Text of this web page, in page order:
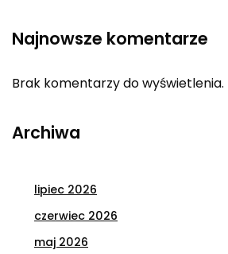
Najnowsze komentarze
Brak komentarzy do wyświetlenia.
Archiwa
lipiec 2026
czerwiec 2026
maj 2026